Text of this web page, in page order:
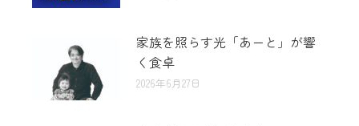
家族を照らす光「あーと」が響
く食卓
2026年6月27日